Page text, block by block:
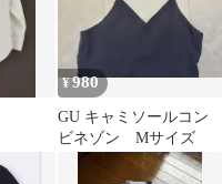
¥980
GU キャミソールコン
ビネゾン Mサイズ